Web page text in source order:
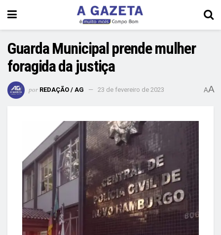
Guarda Municipal prende mulher
foragida da justiça
por REDAÇÃO / AG 23 de fevereiro de 2023 AA